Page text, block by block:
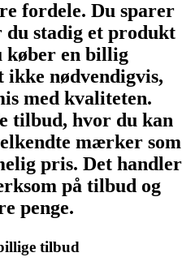
fordele. Du sparer
du stadig et produkt
køber en billig
nødvendigvis,
med kvaliteten.
tilbud, hvor du kan
mærker som
pris. Det handler
på tilbud og
penge.
tilbud